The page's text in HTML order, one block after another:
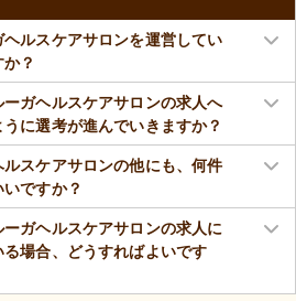
ヘルスケアサロンを運営してい
？
ーガヘルスケアサロンの求人へ
に選考が進んでいきますか？
ルスケアサロンの他にも、何件
ですか？
ーガヘルスケアサロンの求人に
場合、どうすればよいです